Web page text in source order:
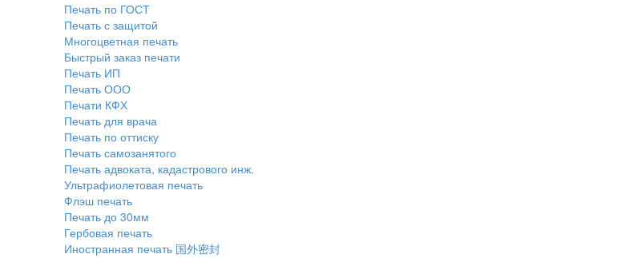
Печать по ГОСТ
Печать с защитой
Многоцветная печать
Быстрый заказ печати
Печать ИП
Печать ООО
Печати КФХ
Печать для врача
Печать по оттиску
Печать самозанятого
Печать адвоката, кадастрового инж.
Ультрафиолетовая печать
Флэш печать
Печать до 30мм
Гербовая печать
Иностранная печать 国外密封